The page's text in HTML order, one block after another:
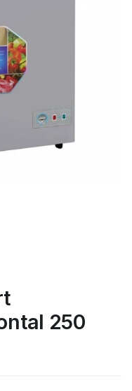
250